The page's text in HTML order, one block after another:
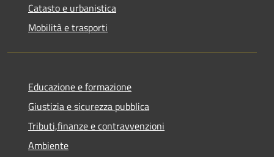
Catasto e urbanistica
Mobilità e trasporti
Educazione e formazione
Giustizia e sicurezza pubblica
Tributi,finanze e contravvenzioni
Ambiente